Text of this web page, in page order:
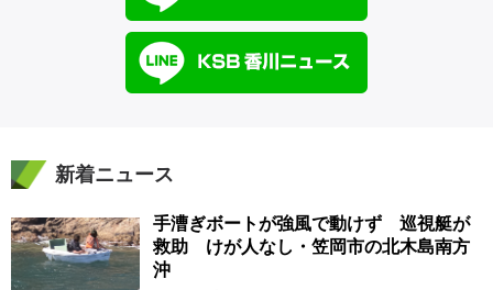
新着ニュース
手漕ぎボートが強風で動けず 巡視艇が
救助 けが人なし・笠岡市の北木島南方
沖